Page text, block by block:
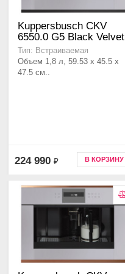
Kuppersbusch CKV
6550.0 G5 Black Velvet
Тип: Встраиваемая
Объем 1,8 л, 59.53 x 45.5 x
47.5 см..
224 990 ₽ В КОРЗИНУ